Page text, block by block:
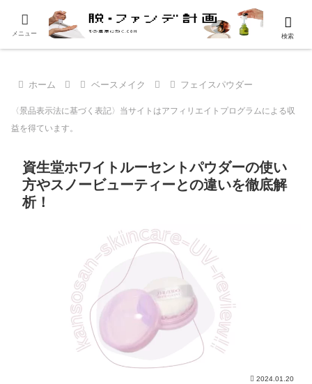
ホーム ベースメイク フェイスパウダー
〈景品表示法に基づく表記〉当サイトはアフィリエイトプログラムによる収
益を得ています。
資生堂ホワイトルーセントパウダーの使い
方やスノービューティーとの違いを徹底解
析！
2024.01.20
メニュー 検索